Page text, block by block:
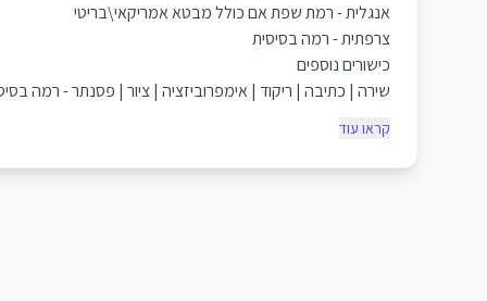
אנגלית - רמת שפת אם כולל מבטא אמריקאי\בריטי
צרפתית - רמה בסיסית
כישורים נוספים
שירה | כתיבה | ריקוד | אימפרוביזציה | ציור | פסנתר - רמה
קראו עוד